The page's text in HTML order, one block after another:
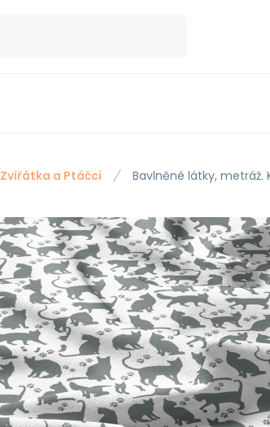
Zvířátka a Ptáčci Bavlněné látky, metráž.